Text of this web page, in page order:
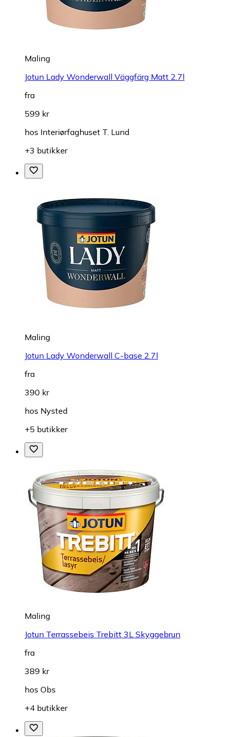
Maling
Jotun Lady Wonderwall Väggfärg Matt 2.7l
fra
599 kr
hos Interiørfaghuset T. Lund
+3 butikker
Maling
Jotun Lady Wonderwall C-base 2.7l
fra
390 kr
hos Nysted
+5 butikker
Maling
Jotun Terrassebeis Trebitt 3L Skyggebrun
fra
389 kr
hos Obs
+4 butikker